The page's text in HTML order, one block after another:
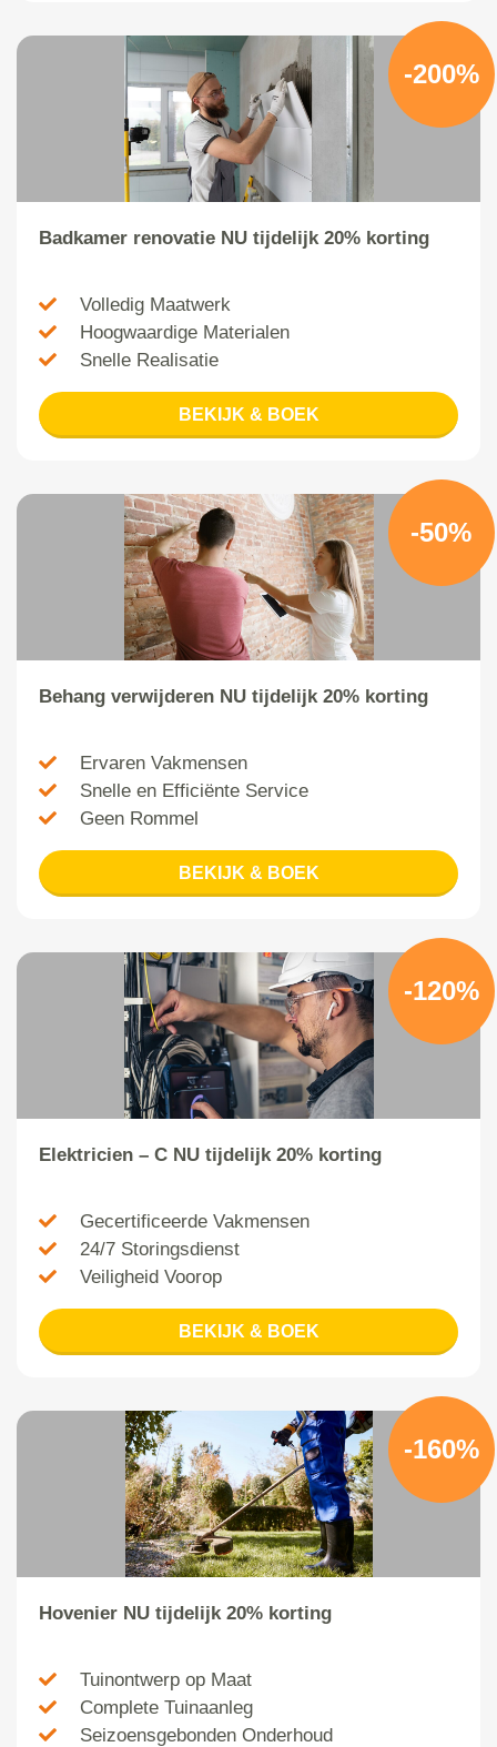
-200%
Badkamer renovatie NU tijdelijk 20% korting
Volledig Maatwerk
Hoogwaardige Materialen
Snelle Realisatie
BEKIJK & BOEK
-50%
Behang verwijderen NU tijdelijk 20% korting
Ervaren Vakmensen
Snelle en Efficiënte Service
Geen Rommel
BEKIJK & BOEK
-120%
Elektricien – C NU tijdelijk 20% korting
Gecertificeerde Vakmensen
24/7 Storingsdienst
Veiligheid Voorop
BEKIJK & BOEK
-160%
Hovenier NU tijdelijk 20% korting
Tuinontwerp op Maat
Complete Tuinaanleg
Seizoensgebonden Onderhoud